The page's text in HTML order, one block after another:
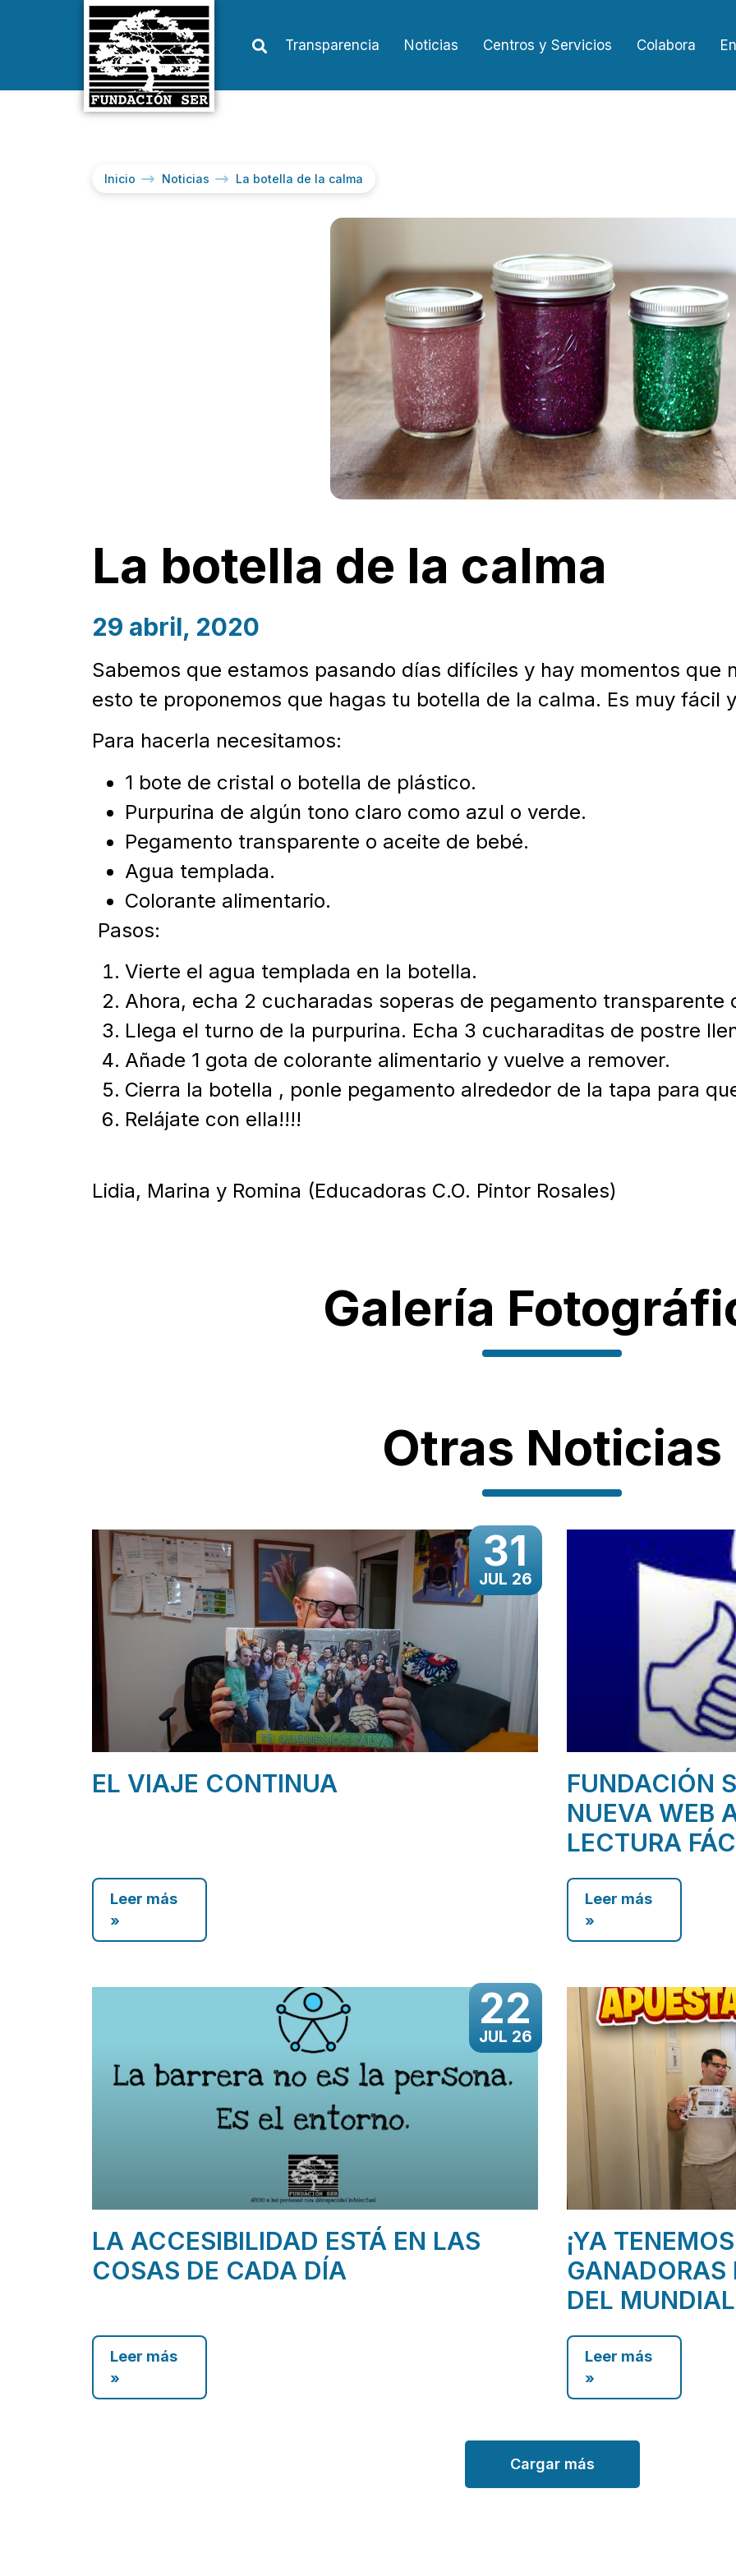
Transparencia Noticias Centros y Servicios Colabora
Inicio Noticias La botella de la calma
La botella de la calma
29 abril, 2020
Sabemos que estamos pasando días difíciles y hay momentos que
esto te proponemos que hagas tu botella de la calma. Es muy fácil
Para hacerla necesitamos:
1 bote de cristal o botella de plástico.
Purpurina de algún tono claro como azul o verde.
Pegamento transparente o aceite de bebé.
Agua templada.
Colorante alimentario.
Pasos:
Vierte el agua templada en la botella.
Ahora, echa 2 cucharadas soperas de pegamento transparente
Llega el turno de la purpurina. Echa 3 cucharaditas de postre
Añade 1 gota de colorante alimentario y vuelve a remover.
Cierra la botella , ponle pegamento alrededor de la tapa para
Relájate con ella!!!!
Lidia, Marina y Romina (Educadoras C.O. Pintor Rosales)
Galería
Otras Noticias
31
JUL 26
EL VIAJE CONTINUA
Leer más
»
FUNDACIÓN
NUEVA WEB
LECTURA
Leer más
»
22
JUL 26
LA ACCESIBILIDAD ESTÁ EN LAS
COSAS DE CADA DÍA
Leer más
»
¡YA
GANADORAS
DEL
Leer más
»
Cargar más